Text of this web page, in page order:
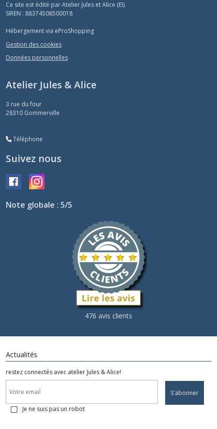
Ce site est édité par Atelier Jules et Alice (EI).
SIREN : 88374508500018
Hébergement via eProShopping
Gestion des cookies
Données personnelles
Atelier Jules & Alice
3 rue du four
28310 Gommerville
Téléphone
Suivez nous
Note globale : 5/5
476 avis clients
Actualités
restez connectés avec atelier Jules & Alice!
S'abonner
Je ne suis pas un robot